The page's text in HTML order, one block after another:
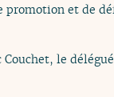
promotion et de
Couchet, le